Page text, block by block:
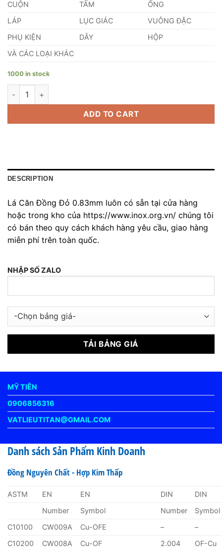
CUỘN TẤM
ỐNG
LÁP
LỤC GIÁC
VUÔNG ĐẶC
PHỤ KIỆN
DÂY
HỘP
VÀ CÁC LOẠI KHÁC
1000 in stock
Lá Căn Đồng Đỏ 0.83mm quantity
ADD TO CART
DESCRIPTION
Lá Căn Đồng Đỏ 0.83mm luôn có sẵn tại cửa hàng
hoặc trong kho của https://www.inox.org.vn/ chúng tôi
có bán theo quy cách khách hàng yêu cầu, giao hàng
miễn phí trên toàn quốc.
NHẬP SỐ ZALO
MỸ TIÊN
0906856316
VATLIEUTITAN@GMAIL.COM
Danh sách Sản Phẩm Kinh Doanh
Đồng Nguyên Chất - Hợp Kim Thấp
ASTM EN EN DIN
DIN
Number
Symbol Number
Symbol
C10100
CW009A Cu-OFE –
–
C10200
CW008A Cu-OF 2.004
OF-Cu